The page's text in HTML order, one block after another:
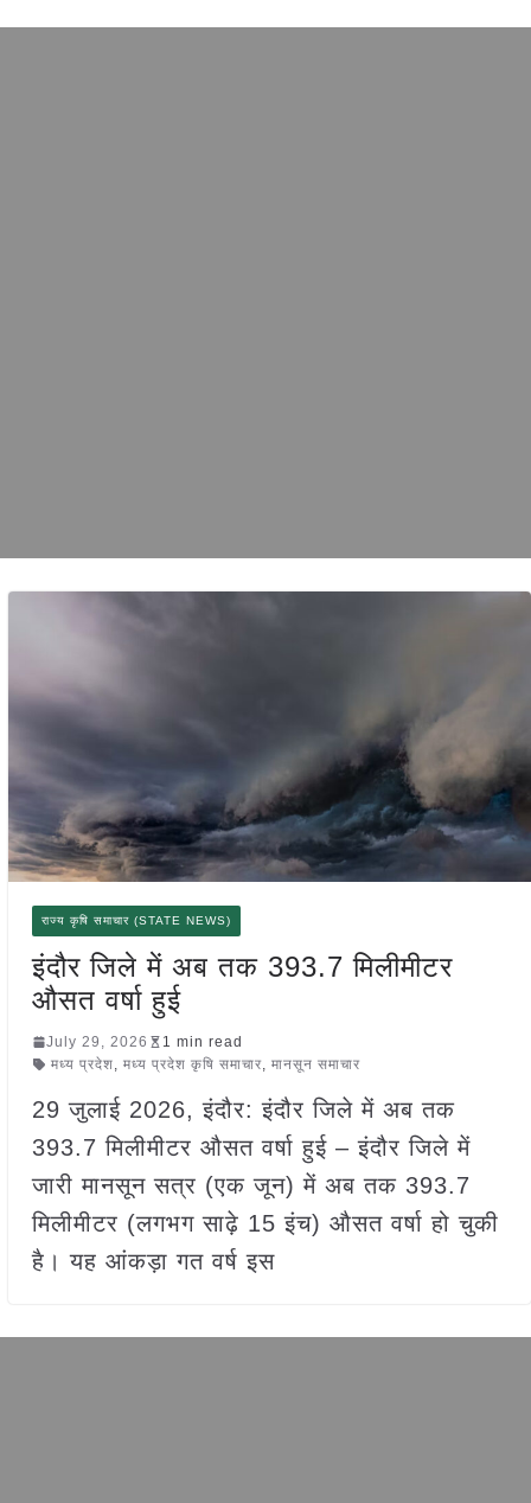
राज्य कृषि समाचार (STATE NEWS)
इंदौर जिले में अब तक 393.7 मिलीमीटर
औसत वर्षा हुई
July 29, 2026
1 min read
मध्य प्रदेश, मध्य प्रदेश कृषि समाचार, मानसून समाचार
29 जुलाई 2026, इंदौर: इंदौर जिले में अब तक
393.7 मिलीमीटर औसत वर्षा हुई – इंदौर जिले में
जारी मानसून सत्र (एक जून) में अब तक 393.7
मिलीमीटर (लगभग साढ़े 15 इंच) औसत वर्षा हो चुकी
है। यह आंकड़ा गत वर्ष इस